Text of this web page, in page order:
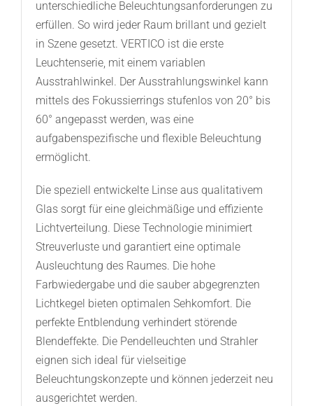
unterschiedliche Beleuchtungsanforderungen zu
erfüllen. So wird jeder Raum brillant und gezielt
in Szene gesetzt. VERTICO ist die erste
Leuchtenserie, mit einem variablen
Ausstrahlwinkel. Der Ausstrahlungswinkel kann
mittels des Fokussierrings stufenlos von 20° bis
60° angepasst werden, was eine
aufgabenspezifische und flexible Beleuchtung
ermöglicht.
Die speziell entwickelte Linse aus qualitativem
Glas sorgt für eine gleichmäßige und effiziente
Lichtverteilung. Diese Technologie minimiert
Streuverluste und garantiert eine optimale
Ausleuchtung des Raumes. Die hohe
Farbwiedergabe und die sauber abgegrenzten
Lichtkegel bieten optimalen Sehkomfort. Die
perfekte Entblendung verhindert störende
Blendeffekte. Die Pendelleuchten und Strahler
eignen sich ideal für vielseitige
Beleuchtungskonzepte und können jederzeit neu
ausgerichtet werden.